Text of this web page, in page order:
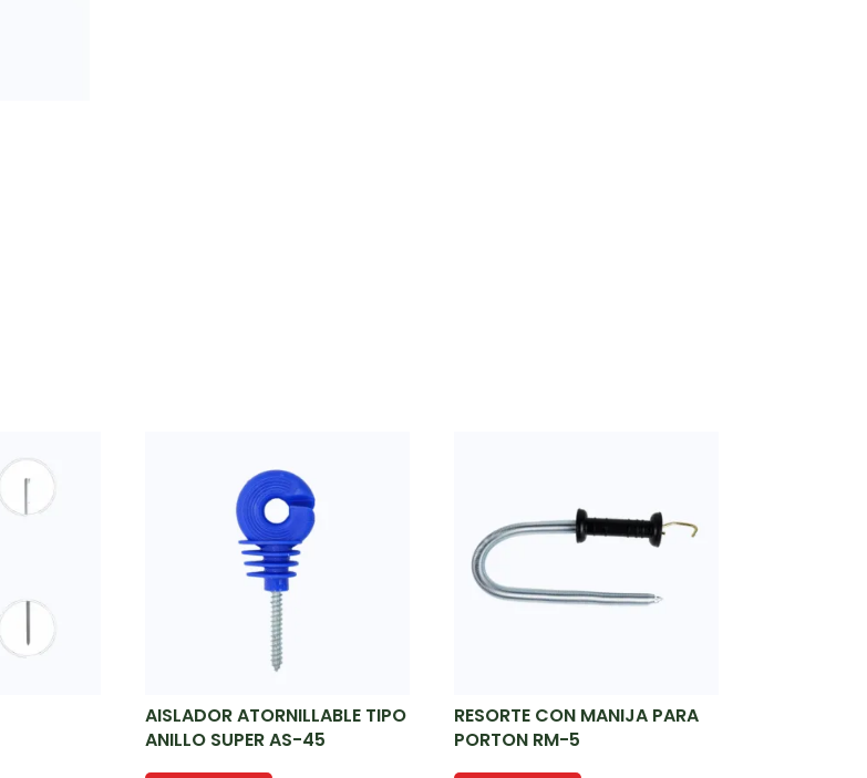
AISLADOR ATORNILLABLE TIPO
ANILLO SUPER AS-45
RESORTE CON MANIJA PARA
PORTON RM-5